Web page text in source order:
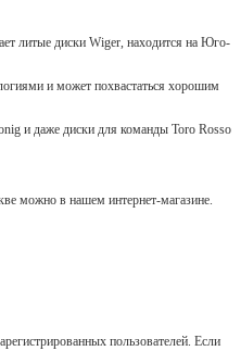
литые диски Wiger, находится на Юго-
и может похвастаться хорошим
и даже диски для команды Toro Rosso
можно в нашем интернет-магазине.
пользователей. Если